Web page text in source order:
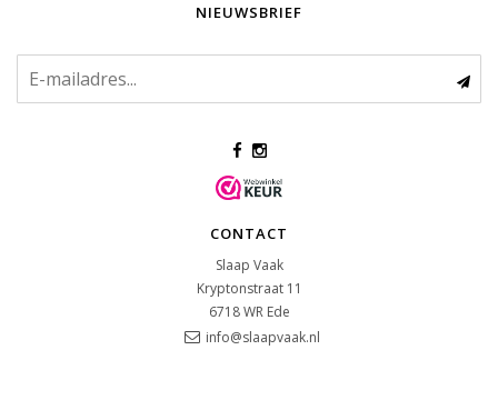
NIEUWSBRIEF
CONTACT
Slaap Vaak
Kryptonstraat 11
6718 WR Ede
info@slaapvaak.nl